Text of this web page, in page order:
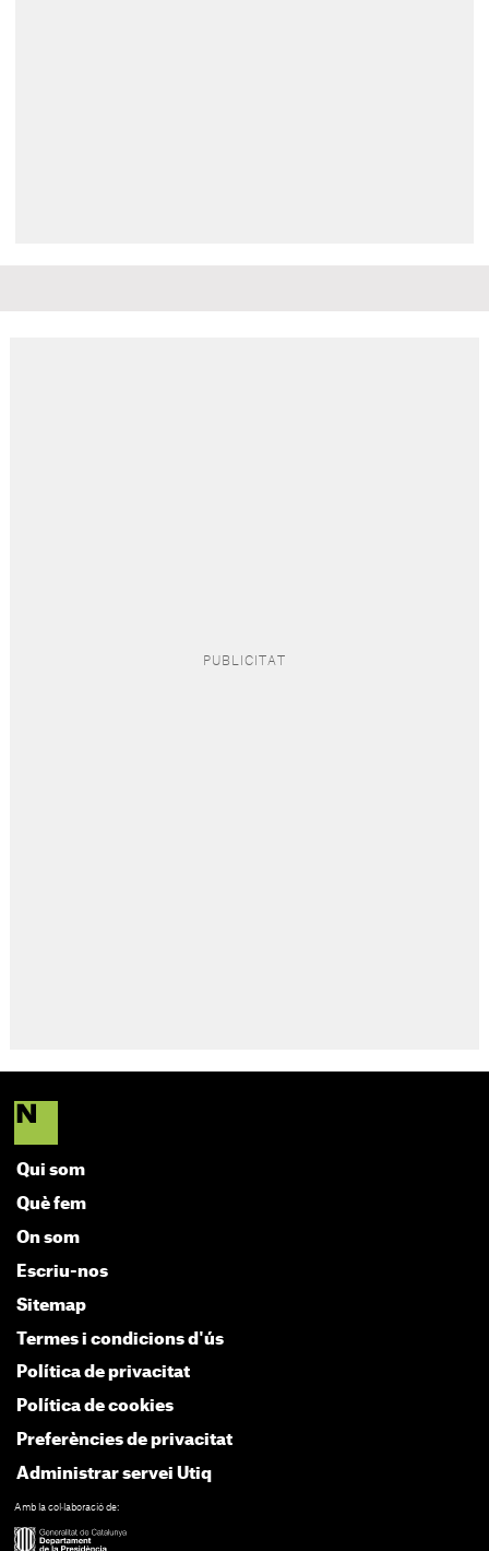
Qui som
Què fem
On som
Escriu-nos
Sitemap
Termes i condicions d'ús
Política de privacitat
Política de cookies
Preferències de privacitat
Administrar servei Utiq
Amb la col·laboració de: